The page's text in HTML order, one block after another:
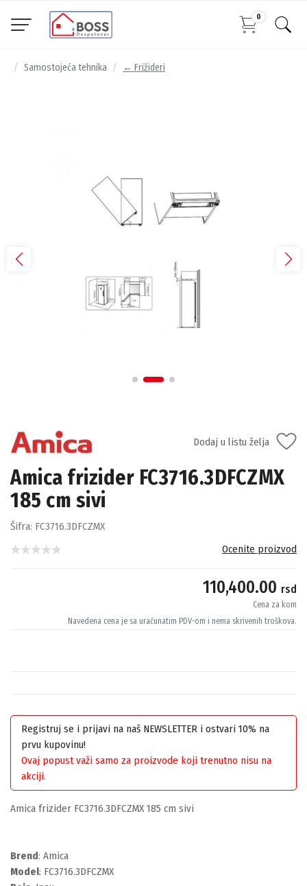
0
Samostojeća tehnika ← Frižideri
Dodaj u listu želja
Amica frizider FC3716.3DFCZMX
185 cm sivi
Šifra: FC3716.3DFCZMX
Ocenite proizvod
110,400.00 rsd
Cena za kom
Navedena cena je sa uračunatim PDV-om i nema skrivenih troškova.
Registruj se i prijavi na naš NEWSLETTER i ostvari 10% na
prvu kupovinu!
Ovaj popust važi samo za proizvode koji trenutno nisu na
akciji.
Amica frizider FC3716.3DFCZMX 185 cm sivi
Brend: Amica
Model: FC3716.3DFCZMX